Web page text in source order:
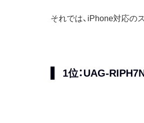
それでは、iPhone対応の
1位：UAG-